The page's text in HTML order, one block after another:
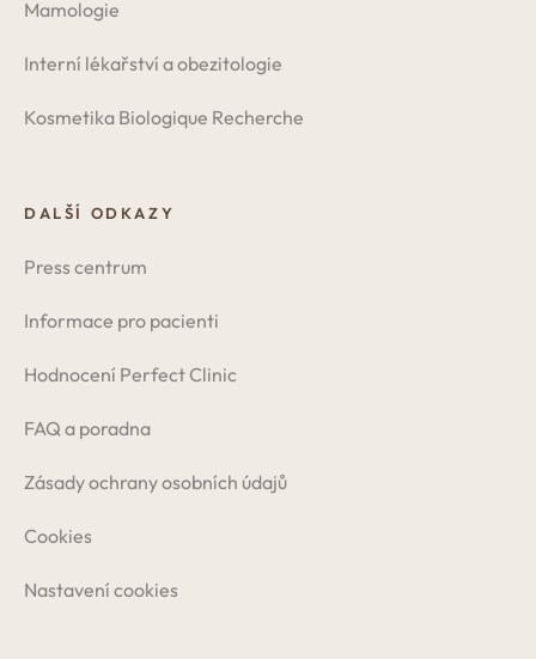
Mamologie
Interní lékařství a obezitologie
Kosmetika Biologique Recherche
DALŠÍ ODKAZY
Press centrum
Informace pro pacienti
Hodnocení Perfect Clinic
FAQ a poradna
Zásady ochrany osobních údajů
Cookies
Nastavení cookies